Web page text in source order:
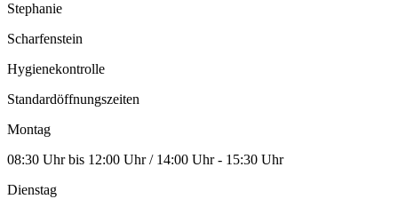
Stephanie
Scharfenstein
Hygienekontrolle
Standardöffnungszeiten
Montag
08:30 Uhr bis 12:00 Uhr / 14:00 Uhr - 15:30 Uhr
Dienstag